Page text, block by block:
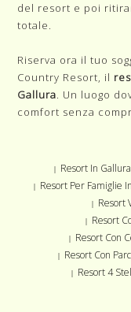
del resort e poi
totale.
Riserva ora il tuo
Country Resort, il
Gallura. Un luogo
comfort senza
| Resort In
| Resort Per Famiglie
| Resort
| Resort
| Resort Con
| Resort Con
| Resort 4